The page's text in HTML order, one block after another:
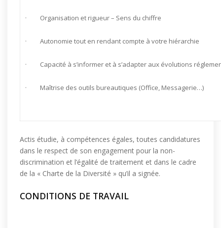
· Organisation et rigueur – Sens du chiffre
· Autonomie tout en rendant compte à votre hiérarchie
· Capacité à s’informer et à s’adapter aux évolutions
· Maîtrise des outils bureautiques (Office, Messagerie…)
Actis étudie, à compétences égales, toutes candidatures
dans le respect de son engagement pour la non-
discrimination et l’égalité de traitement et dans le cadre
de la « Charte de la Diversité » qu’il a signée.
CONDITIONS DE TRAVAIL